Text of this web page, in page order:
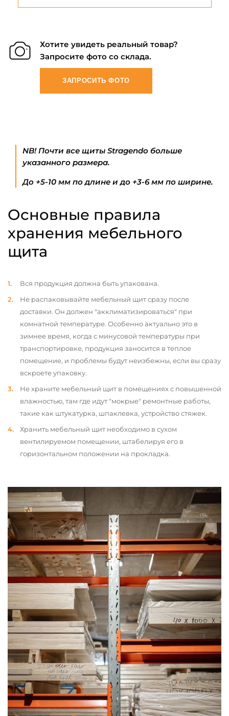
Хотите увидеть реальный товар?
Запросите фото со склада.
ЗАПРОСИТЬ ФОТО
NB! Почти все щиты Stragendo больше
указанного размера.
До +5-10 мм по длине и до +3-6 мм по ширине.
Основные правила
хранения мебельного
щита
Вся продукция должна быть упакована.
Не распаковывайте мебельный щит сразу после
доставки. Он должен "акклиматизироваться" при
комнатной температуре. Особенно актуально это в
зимнее время, когда с минусовой температуры при
транспортировке, продукция заносится в теплое
помещение, и проблемы будут неизбежны, если вы сразу
вскроете упаковку.
Не храните мебельный щит в помещениях с повышенной
влажностью, там где идут "мокрые" ремонтные работы,
такие как штукатурка, шпаклевка, устройство стяжек.
Хранить мебельный щит необходимо в сухом
вентилируемом помещении, штабелируя его в
горизонтальном положении на прокладка.